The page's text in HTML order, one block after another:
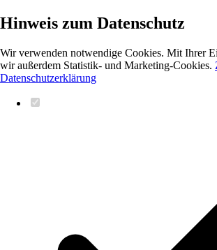
Hinweis zum Datenschutz
Wir verwenden notwendige Cookies. Mit Ihrer
wir außerdem Statistik- und Marketing-Cookies.
Datenschutzerklärung